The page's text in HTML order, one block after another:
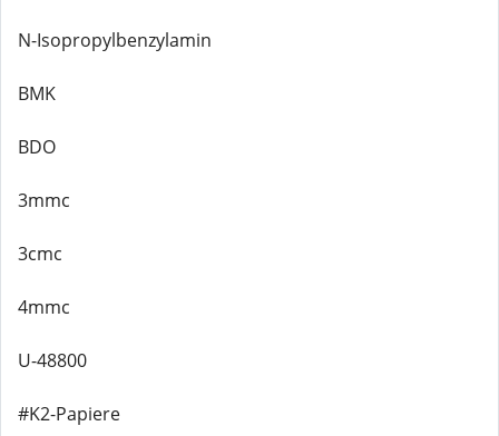
N-Isopropylbenzylamin
BMK
BDO
3mmc
3cmc
4mmc
U-48800
#K2-Papiere